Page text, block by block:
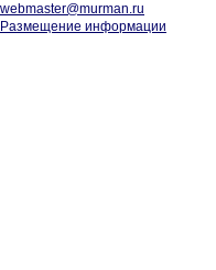
webmaster@murman.ru
Размещение информации